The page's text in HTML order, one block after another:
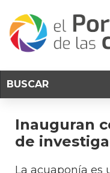
Inauguran
de
La acuaponía es